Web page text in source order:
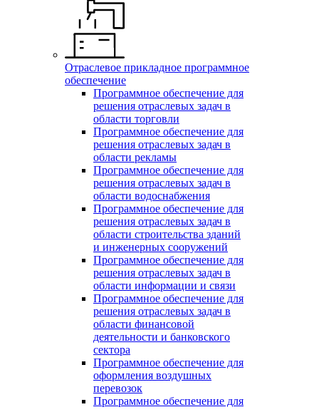
Отраслевое прикладное программное
обеспечение
Программное обеспечение для
решения отраслевых задач в
области торговли
Программное обеспечение для
решения отраслевых задач в
области рекламы
Программное обеспечение для
решения отраслевых задач в
области водоснабжения
Программное обеспечение для
решения отраслевых задач в
области строительства зданий
и инженерных сооружений
Программное обеспечение для
решения отраслевых задач в
области информации и связи
Программное обеспечение для
решения отраслевых задач в
области финансовой
деятельности и банковского
сектора
Программное обеспечение для
оформления воздушных
перевозок
Программное обеспечение для